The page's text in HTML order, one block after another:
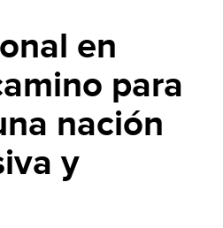
en
para
nación
y